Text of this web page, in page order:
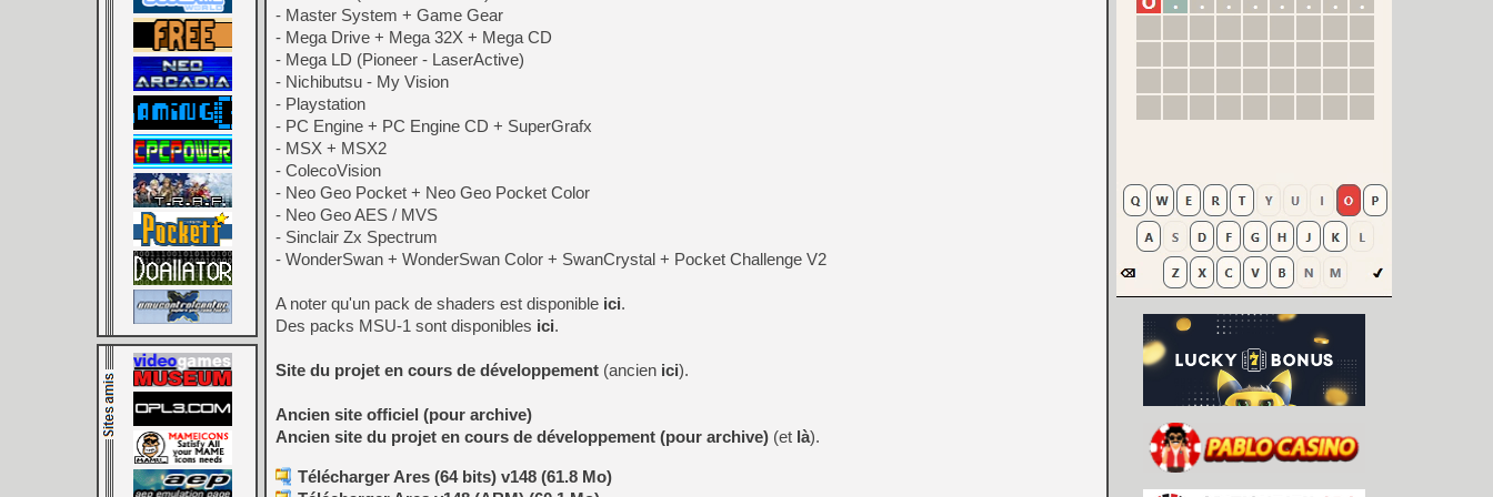
- Master System + Game Gear
- Mega Drive + Mega 32X + Mega CD
- Mega LD (Pioneer - LaserActive)
- Nichibutsu - My Vision
- Playstation
- PC Engine + PC Engine CD + SuperGrafx
- MSX + MSX2
- ColecoVision
- Neo Geo Pocket + Neo Geo Pocket Color
- Neo Geo AES / MVS
- Sinclair Zx Spectrum
- WonderSwan + WonderSwan Color + SwanCrystal + Pocket Challenge V2
A noter qu'un pack de shaders est disponible ici.
Des packs MSU-1 sont disponibles ici.
Site du projet en cours de développement (ancien ici).
Ancien site officiel (pour archive)
Ancien site du projet en cours de développement (pour archive) (et là).
Télécharger Ares (64 bits) v148 (61.8 Mo)